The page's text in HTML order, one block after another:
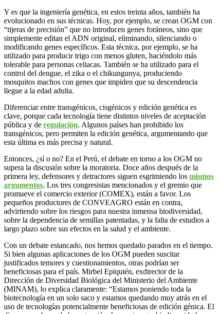
Y es que la ingeniería genética, en estos treinta años, también ha
evolucionado en sus técnicas. Hoy, por ejemplo, se crean OGM con
“tijeras de precisión” que no introducen genes foráneos, sino que
simplemente editan el ADN original, eliminando, silenciando o
modificando genes específicos. Esta técnica, por ejemplo, se ha
utilizado para producir trigo con menos gluten, haciéndolo más
tolerable para personas celiacas. También se ha utilizado para el
control del dengue, el zika o el chikungunya, produciendo
mosquitos machos con genes que impiden que su descendencia
llegue a la edad adulta.
Diferenciar entre transgénicos, cisgénicos y edición genética es
clave, porque cada tecnología tiene distintos niveles de aceptación
pública y de regulación. Algunos países han prohibido los
transgénicos, pero permiten la edición genética, argumentando que
esta última es más precisa y natural.
Entonces, ¿sí o no? En el Perú, el debate en torno a los OGM no
supera la discusión sobre la moratoria. Doce años después de la
primera ley, defensores y detractores siguen esgrimiendo los mismos
argumentos. Los tres congresistas mencionados y el gremio que
promueve el comercio exterior (COMEX), están a favor. Los
pequeños productores de CONVEAGRO están en contra,
advirtiendo sobre los riesgos para nuestra inmensa biodiversidad,
sobre la dependencia de semillas patentadas, y la falta de estudios a
largo plazo sobre sus efectos en la salud y el ambiente.
Con un debate estancado, nos hemos quedado parados en el tiempo.
Si bien algunas aplicaciones de los OGM pueden suscitar
justificados temores y cuestionamientos, otras podrían ser
beneficiosas para el país. Mirbel Epiquién, exdirector de la
Dirección de Diversidad Biológica del Ministerio del Ambiente
(MINAM), lo explica claramente: “Estamos poniendo toda la
biotecnología en un solo saco y estamos quedando muy atrás en el
uso de tecnologías potencialmente beneficiosas de edición génica. El